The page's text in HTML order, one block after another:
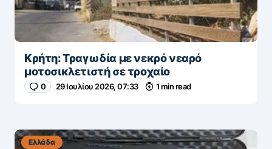
Κρήτη: Τραγωδία με νεκρό νεαρό
μοτοσικλετιστή σε τροχαίο
0 29 Ιουλίου 2026, 07:33 1 min read
Ελλάδα